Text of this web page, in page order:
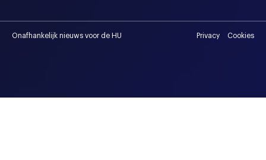
Onafhankelijk nieuws voor de HU Privacy Cookies